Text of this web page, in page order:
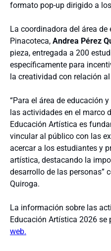
formato pop-up dirigido a
La coordinadora del área
Pinacoteca, Andrea Pérez
pieza, entregada a 200
específicamente para
la creatividad con relación al
“Para el área de educación
las actividades en el marco
Educación Artística es
vincular al público con las
acercar a los estudiantes y
artística, destacando la
desarrollo de las personas”
Quiroga.
La información sobre las
Educación Artística 2026 se
web.